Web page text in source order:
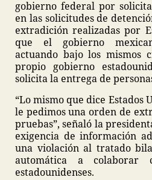
gobierno federal por
en las solicitudes de
extradición realizadas por
que el gobierno
actuando bajo los mismos
propio gobierno
solicita la entrega de
“Lo mismo que dice Estados
le pedimos una orden de
pruebas”, señaló la
exigencia de información
una violación al tratado
automática a colaborar
estadounidenses.